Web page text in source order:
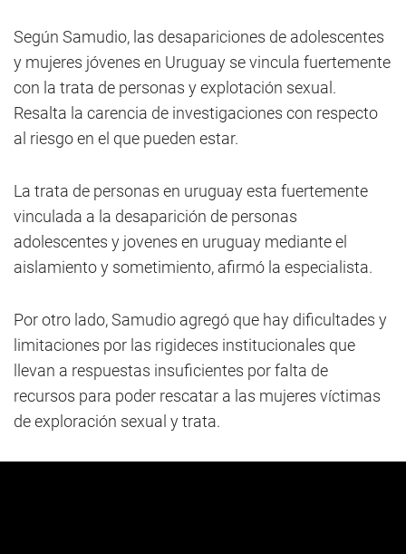
Según Samudio, las desapariciones de adolescentes
y mujeres jóvenes en Uruguay se vincula fuertemente
con la trata de personas y explotación sexual.
Resalta la carencia de investigaciones con respecto
al riesgo en el que pueden estar.
La trata de personas en uruguay esta fuertemente
vinculada a la desaparición de personas
adolescentes y jovenes en uruguay mediante el
aislamiento y sometimiento, afirmó la especialista.
Por otro lado, Samudio agregó que hay dificultades y
limitaciones por las rigideces institucionales que
llevan a respuestas insuficientes por falta de
recursos para poder rescatar a las mujeres víctimas
de exploración sexual y trata.